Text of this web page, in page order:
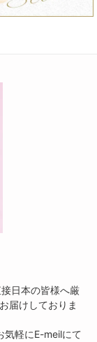
日本の皆様へ厳
届けしておりま
気軽にE-meilにて